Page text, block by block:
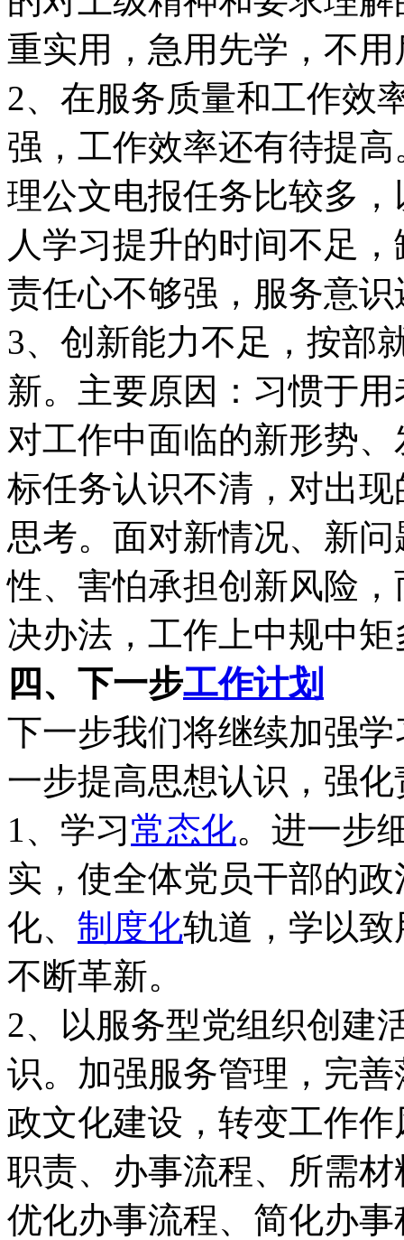
重实用，急用先学，不
2、在服务质量和工作效
强，工作效率还有待提
理公文电报任务比较多
人学习提升的时间不足
责任心不够强，服务意
3、创新能力不足，按部
新。主要原因：习惯于
对工作中面临的新形势
标任务认识不清，对出
思考。面对新情况、新
性、害怕承担创新风险
决办法，工作上中规中
四、下一步工作计划
下一步我们将继续加强
一步提高思想认识，强
1、学习常态化。进一步
实，使全体党员干部的
化、 制度化轨道，学以
不断革新。
2、以服务型党组织创建
识。加强服务管理，完
政文化建设，转变工作
职责、办事流程、所需
优化办事流程、简化办